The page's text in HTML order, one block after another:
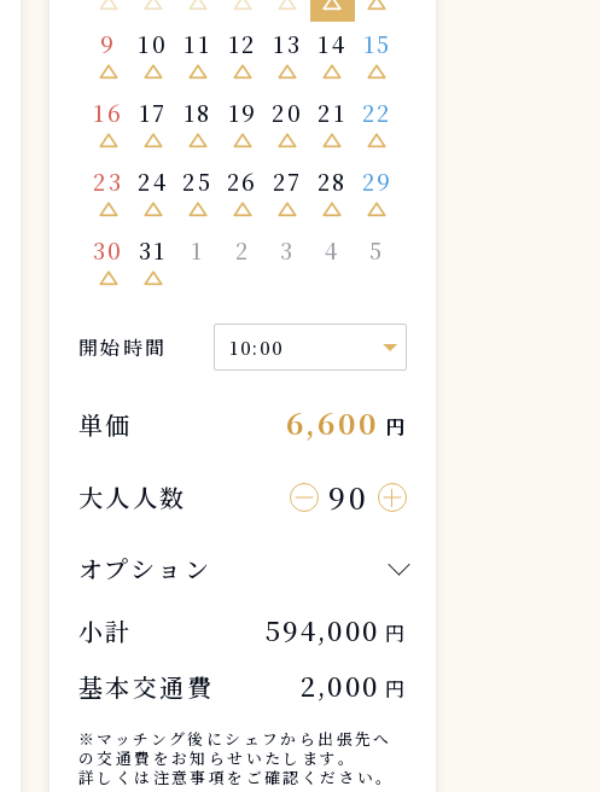
9
change_history
10
change_history
11
change_history
12
change_history
13
change_history
14
change_history
15
change_history
16
change_history
17
change_history
18
change_history
19
change_history
20
change_history
21
change_history
22
change_history
23
change_history
24
change_history
25
change_history
26
change_history
27
change_history
28
change_history
29
change_history
30
change_history
31
change_history
1 2 3 4 5
開始時間
単価 6,600 円
大人人数 90
オプション
小計
594,000 円
基本交通費 2,000 円
※マッチング後にシェフから出張先へ
の交通費をお知らせいたします。
詳しくは注意事項をご確認ください。